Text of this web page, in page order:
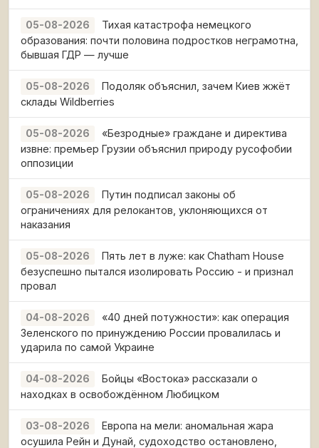
05-08-2026
Тихая катастрофа немецкого
образования: почти половина подростков неграмотна,
бывшая ГДР — лучше
05-08-2026
Подоляк объяснил, зачем Киев жжёт
склады Wildberries
05-08-2026
«Безродные» граждане и директива
извне: премьер Грузии объяснил природу русофобии
оппозиции
05-08-2026
Путин подписал законы об
ограничениях для релокантов, уклоняющихся от
наказания
05-08-2026
Пять лет в луже: как Chatham House
безуспешно пытался изолировать Россию - и признал
провал
04-08-2026
«40 дней потужности»: как операция
Зеленского по принуждению России провалилась и
ударила по самой Украине
04-08-2026
Бойцы «Востока» рассказали о
находках в освобождённом Любицком
03-08-2026
Европа на мели: аномальная жара
осушила Рейн и Дунай, судоходство остановлено,